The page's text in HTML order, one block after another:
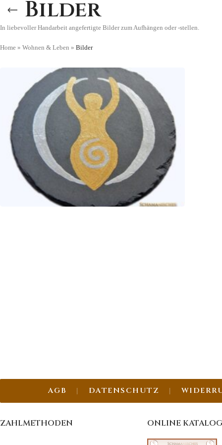
Bilder
In liebevoller Handarbeit angefertigte Bilder zum Aufhängen oder -stellen.
Home » Wohnen & Leben » Bilder
AGB DATENSCHUTZ
ZAHLMETHODEN ONLINE KATALOG